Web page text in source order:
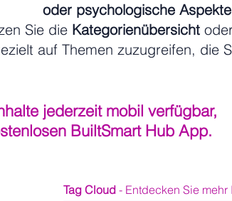
oder psychologische
Sie die Kategorienübersicht
auf Themen zuzugreifen, die
jederzeit mobil verfügbar,
BuiltSmart Hub App.
Tag Cloud - Entdecken Sie